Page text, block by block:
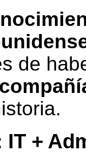
de
IT +